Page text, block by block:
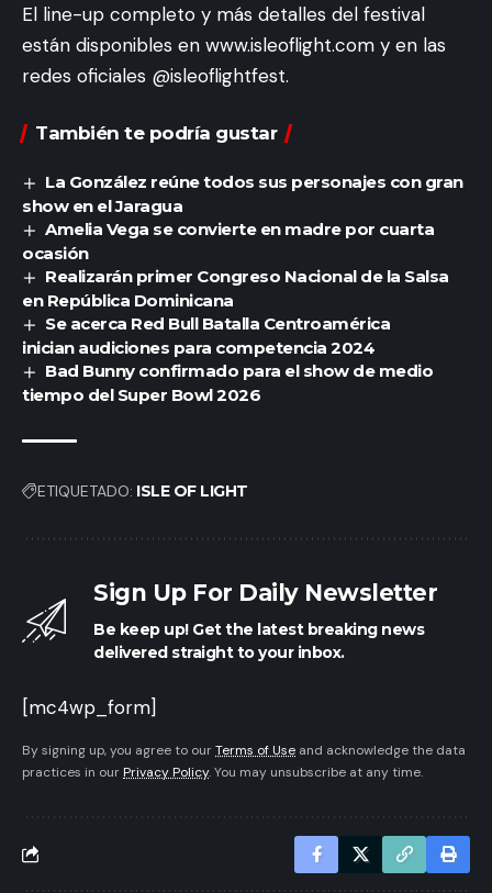
El line-up completo y más detalles del festival
están disponibles en www.isleoflight.com y en las
redes oficiales @isleoflightfest.
También te podría gustar
La González reúne todos sus personajes con gran
show en el Jaragua
Amelia Vega se convierte en madre por cuarta
ocasión
Realizarán primer Congreso Nacional de la Salsa
en República Dominicana
Se acerca Red Bull Batalla Centroamérica
inician audiciones para competencia 2024
Bad Bunny confirmado para el show de medio
tiempo del Super Bowl 2026
ETIQUETADO: ISLE OF LIGHT
Sign Up For Daily Newsletter
Be keep up! Get the latest breaking news
delivered straight to your inbox.
[mc4wp_form]
By signing up, you agree to ourTerms of Use and acknowledge the data
practices in our Privacy Policy. You may unsubscribe at any time.